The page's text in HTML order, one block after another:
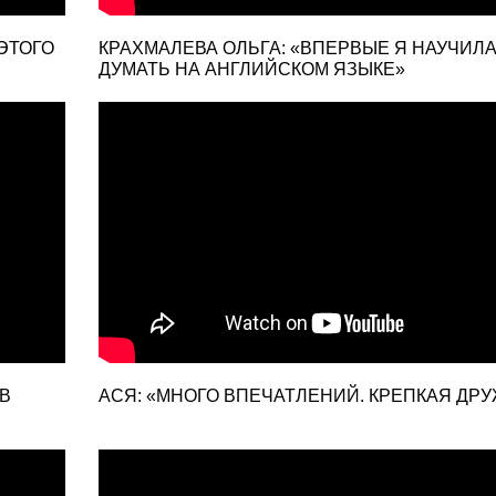
КРАХМАЛЕВА ОЛЬГА: «ВПЕРВЫЕ Я
ДУМАТЬ НА АНГЛИЙСКОМ ЯЗЫКЕ»
АСЯ: «МНОГО ВПЕЧАТЛЕНИЙ. КРЕПКАЯ